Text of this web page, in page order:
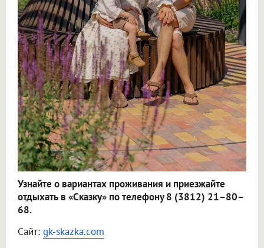
Узнайте о вариантах проживания и приезжайте
отдыхать в «Сказку» по телефону 8 (3812) 21–80–
68.
Сайт: gk-skazka.com